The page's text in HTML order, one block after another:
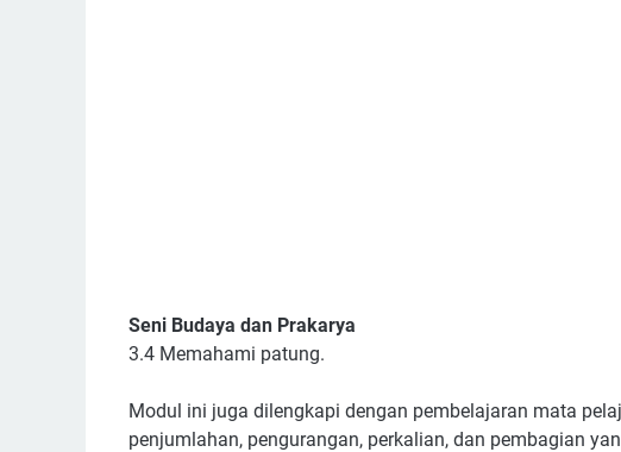
Seni Budaya dan Prakarya
3.4 Memahami patung.
Modul ini juga dilengkapi dengan pembelajaran mata
penjumlahan, pengurangan, perkalian, dan pembagian